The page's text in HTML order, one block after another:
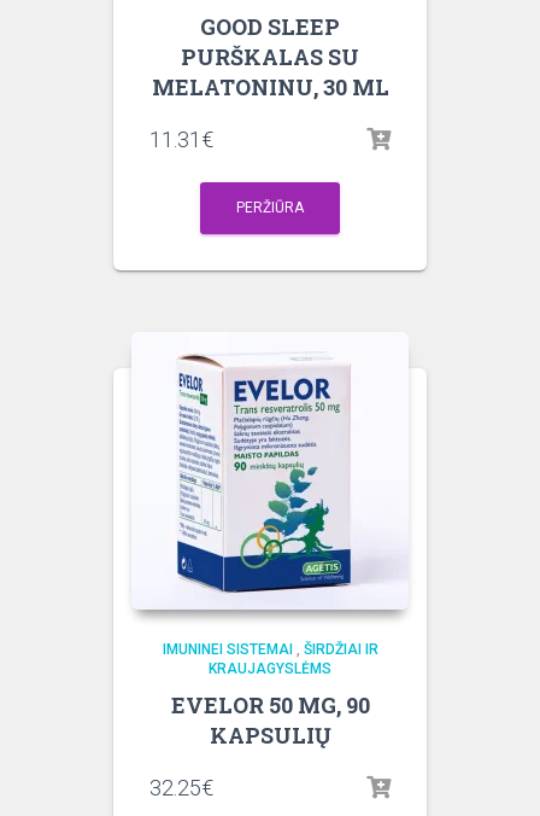
GOOD SLEEP
PURŠKALAS SU
MELATONINU, 30 ML
11.31 €
PERŽIŪRA
IMUNINEI SISTEMAI , ŠIRDŽIAI IR
KRAUJAGYSLĖMS
EVELOR 50 MG, 90
KAPSULIŲ
32.25€